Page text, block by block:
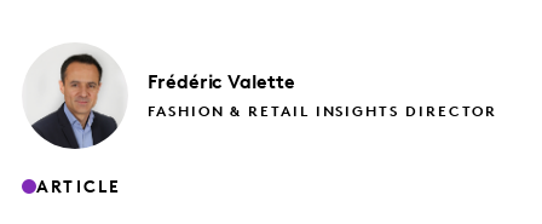
Frédéric Valette
FASHION & RETAIL INSIGHTS DIRECTOR
ARTICLE